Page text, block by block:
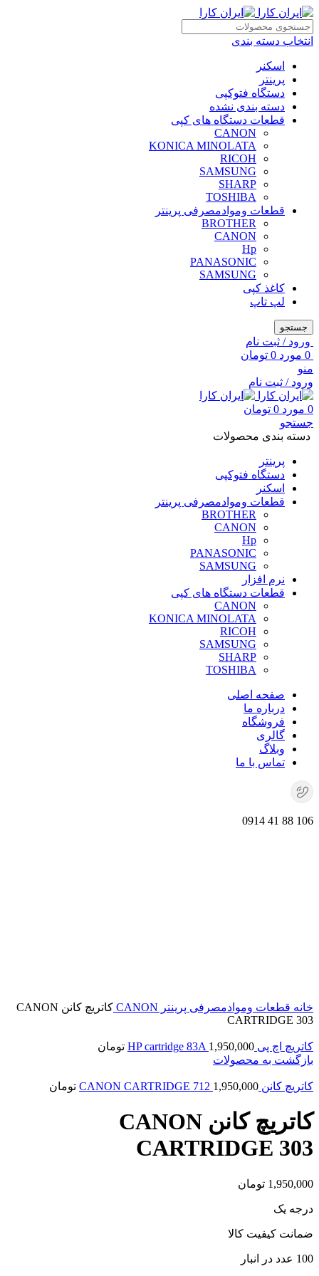
انتخاب دسته بندی
اسکنر
پرینتر
دستگاه فتوکپی
دسته بندی نشده
قطعات دستگاه های کپی
CANON
KONICA MINOLATA
RICOH
SAMSUNG
SHARP
TOSHIBA
قطعات وموادمصرفی پرینتر
BROTHER
CANON
Hp
PANASONIC
SAMSUNG
کاغذ کپی
لپ تاپ
جستجو
ورود / ثبت نام
0 مورد 0 تومان
منو
ورود / ثبت نام
0 مورد 0 تومان
جستجو
دسته بندی محصولات
پرینتر
دستگاه فتوکپی
اسکنر
قطعات وموادمصرفی پرینتر
BROTHER
CANON
Hp
PANASONIC
SAMSUNG
نرم افزار
قطعات دستگاه های کپی
CANON
KONICA MINOLATA
RICOH
SAMSUNG
SHARP
TOSHIBA
صفحه اصلی
درباره ما
فروشگاه
گالری
وبلاگ
تماس با ما
106 88 41 0914
خانه قطعات وموادمصرفی پرینتر CANON
کاتریچ کانن CANON
CARTRIDGE 303
کاتریچ اچ پی HP cartridge 83A 1,950,000
تومان
بازگشت به محصولات
کاتریچ کانن CANON CARTRIDGE 712 1,950,000 تومان
کاتریچ کانن CANON
CARTRIDGE 303
1,950,000 تومان
درجه یک
ضمانت کیفیت کالا
100 عدد در انبار